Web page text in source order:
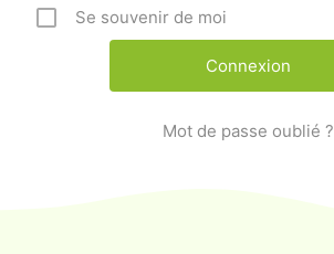
Se souvenir de moi
Mot de passe oublié ?